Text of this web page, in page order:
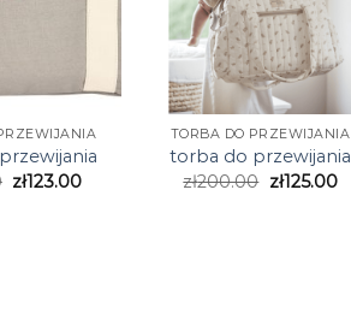
zł123.00
TORBA DO PRZEWIJANIA
torba do przewijania
zł200.00 zł125.00